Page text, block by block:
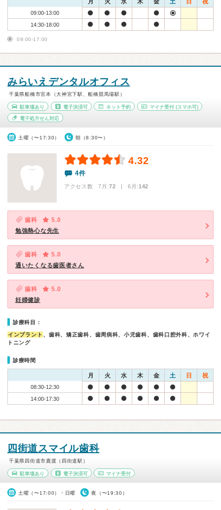
月 火 水 木 金 土 日 祝
09:00-13:00
14:30-18:00
09:00-17:00
みらいえデンタルオフィス
千葉県船橋市宮本（大神宮下駅、船橋競馬場駅）
駐車場あり 電子決済可 ネット予約 マイナ受付 (スマホ可)
電子処方せん対応
土曜（〜17:30） 朝（8:30〜）
4.32
4件
アクセス数 7月:72 | 6月:142
歯科
5.0
勉強熱心な先生
歯科
5.0
通いたくなる歯医者さん
歯科
5.0
妊婦健診
診療科目：
インプラント 、歯科、矯正歯科、歯周病科、小児歯科、歯科口腔外科、ホワイ
トニング
診療時間
月 火 水 木 金 土 日 祝
08:30-12:30
14:00-17:30
四街道スマイル歯科
千葉県四街道市鹿渡（四街道駅）
駐車場あり 電子決済可 マイナ受付
土曜（〜17:00）・日曜 夜（〜19:30）